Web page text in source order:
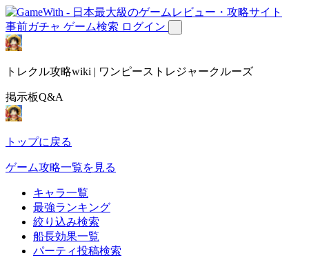
事前ガチャ ゲーム検索 ログイン
トレクル攻略wiki | ワンピーストレジャークルーズ
掲示板Q&A
トップに戻る
ゲーム攻略一覧を見る
キャラ一覧
最強ランキング
絞り込み検索
船長効果一覧
パーティ投稿検索